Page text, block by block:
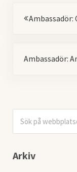
Ambassadör:
Ambassadör:
Sidebar
Arkiv